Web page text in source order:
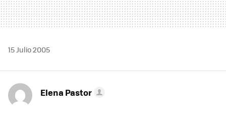
15 Julio 2005
Elena Pastor